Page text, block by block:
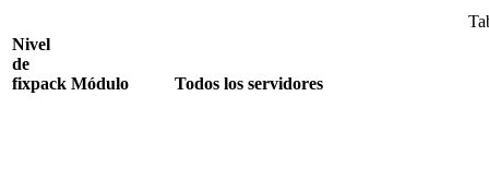
Nivel
de
fixpack Módulo Todos los servidores